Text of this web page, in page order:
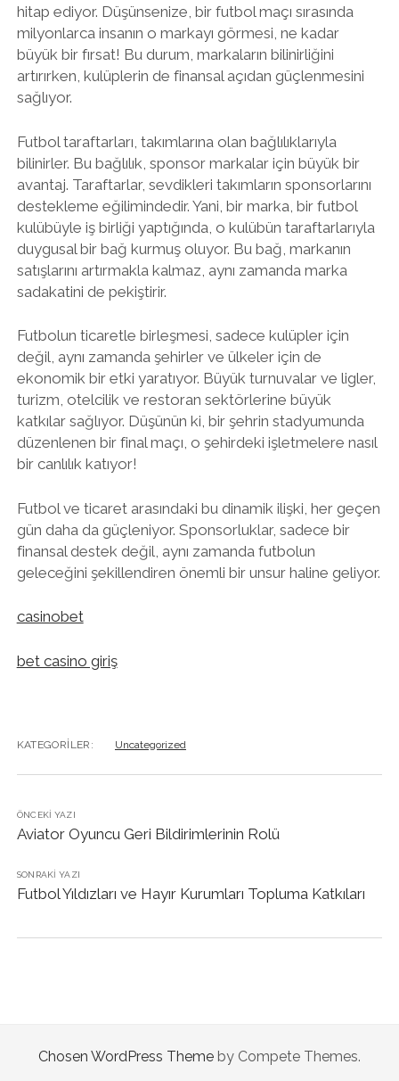
hitap ediyor. Düşünsenize, bir futbol maçı sırasında
milyonlarca insanın o markayı görmesi, ne kadar
büyük bir fırsat! Bu durum, markaların bilinirliğini
artırırken, kulüplerin de finansal açıdan güçlenmesini
sağlıyor.
Futbol taraftarları, takımlarına olan bağlılıklarıyla
bilinirler. Bu bağlılık, sponsor markalar için büyük bir
avantaj. Taraftarlar, sevdikleri takımların sponsorlarını
destekleme eğilimindedir. Yani, bir marka, bir futbol
kulübüyle iş birliği yaptığında, o kulübün taraftarlarıyla
duygusal bir bağ kurmuş oluyor. Bu bağ, markanın
satışlarını artırmakla kalmaz, aynı zamanda marka
sadakatini de pekiştirir.
Futbolun ticaretle birleşmesi, sadece kulüpler için
değil, aynı zamanda şehirler ve ülkeler için de
ekonomik bir etki yaratıyor. Büyük turnuvalar ve ligler,
turizm, otelcilik ve restoran sektörlerine büyük
katkılar sağlıyor. Düşünün ki, bir şehrin stadyumunda
düzenlenen bir final maçı, o şehirdeki işletmelere nasıl
bir canlılık katıyor!
Futbol ve ticaret arasındaki bu dinamik ilişki, her geçen
gün daha da güçleniyor. Sponsorluklar, sadece bir
finansal destek değil, aynı zamanda futbolun
geleceğini şekillendiren önemli bir unsur haline geliyor.
casinobet
bet casino giriş
KATEGORILER: Uncategorized
ÖNCEKI YAZI
Aviator Oyuncu Geri Bildirimlerinin Rolü
SONRAKI YAZI
Futbol Yıldızları ve Hayır Kurumları Topluma Katkıları
Chosen WordPress Theme by Compete Themes.